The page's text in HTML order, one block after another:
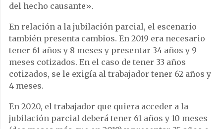
del hecho causante».
En relación a la jubilación parcial, el escenario
también presenta cambios. En 2019 era necesario
tener 61 años y 8 meses y presentar 34 años y 9
meses cotizados. En el caso de tener 33 años
cotizados, se le exigía al trabajador tener 62 años y
4 meses.
En 2020, el trabajador que quiera acceder a la
jubilación parcial deberá tener 61 años y 10 meses